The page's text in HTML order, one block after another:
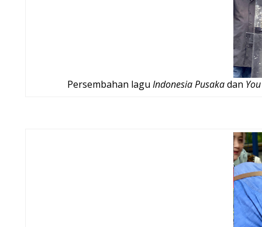
Persembahan lagu Indonesia Pusakadan